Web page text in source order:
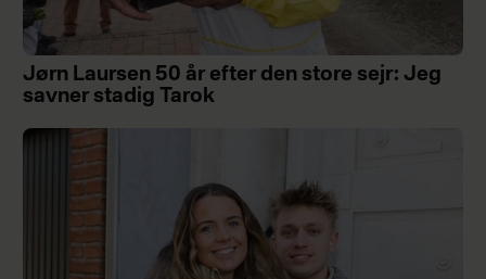
Jørn Laursen 50 år efter den store sejr: Jeg
savner stadig Tarok